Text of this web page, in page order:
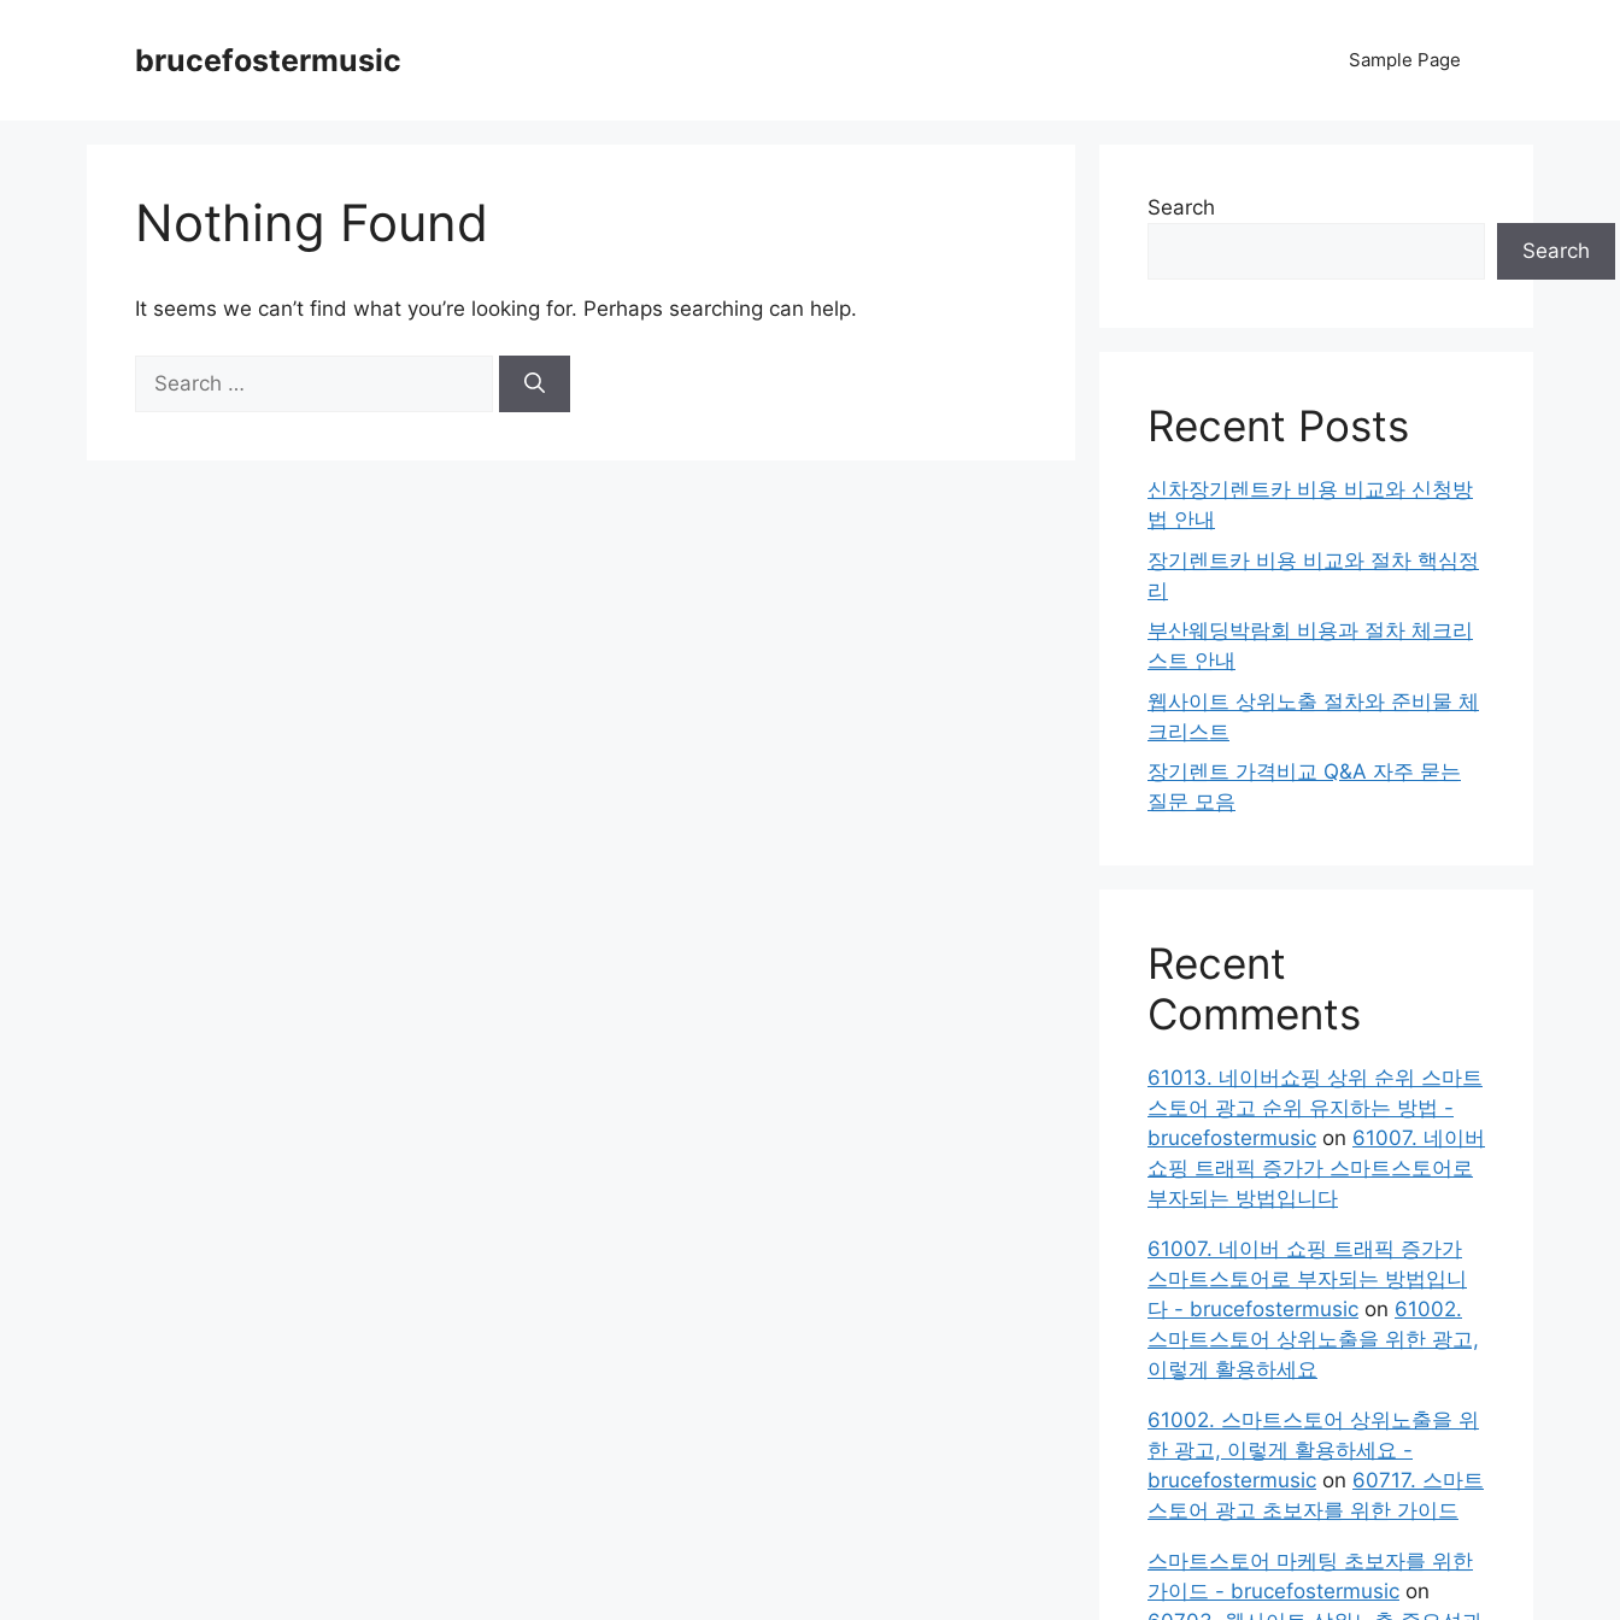
brucefostermusic Sample Page
Nothing Found
It seems we can’t find what you’re looking for. Perhaps searching can help.
for:
Search
Search
Recent Posts
신차장기렌트카 비용 비교와 신청방
법 안내
장기렌트카 비용 비교와 절차 핵심정
리
부산웨딩박람회 비용과 절차 체크리
스트 안내
웹사이트 상위노출 절차와 준비물 체
크리스트
장기렌트 가격비교 Q&A 자주 묻는
질문 모음
Recent
Comments
61013. 네이버쇼핑 상위 순위 스마트
스토어 광고 순위 유지하는 방법 -
brucefostermusic on 61007. 네이버
쇼핑 트래픽 증가가 스마트스토어로
부자되는 방법입니다
61007. 네이버 쇼핑 트래픽 증가가
스마트스토어로 부자되는 방법입니
다 - brucefostermusic on 61002.
스마트스토어 상위노출을 위한 광고,
이렇게 활용하세요
61002. 스마트스토어 상위노출을 위
한 광고, 이렇게 활용하세요 -
brucefostermusic on 60717. 스마트
스토어 광고 초보자를 위한 가이드
스마트스토어 마케팅 초보자를 위한
가이드 - brucefostermusic on